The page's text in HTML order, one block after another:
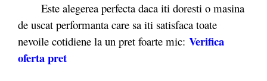
Este alegerea perfecta daca iti doresti o masina
de uscat performanta care sa iti satisfaca toate
nevoile cotidiene la un pret foarte mic: Verifica
oferta pret